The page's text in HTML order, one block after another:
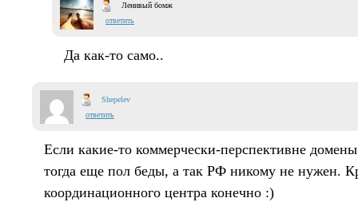
Ленивый бомж
ответить
Да как-то само..
Shepelev
ответить
Если какие-то коммерчески-перспективне
тогда еще пол беды, а так РФ никому не нужен.
координационного центра конечно :)